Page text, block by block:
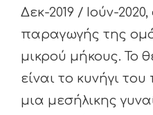
Δεκ-2019 / Ιούν-
παραγωγής της
μικρού μήκους. Το
είναι το κυνήγι
μια μεσήλικης